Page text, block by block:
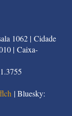
1062 | Cidade
| Caixa-
| Bluesky: